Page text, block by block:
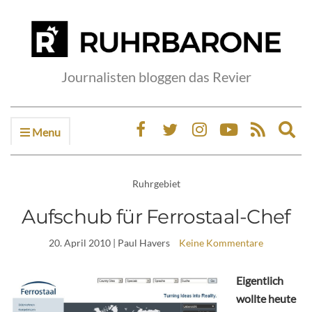
Journalisten bloggen das Revier
Menu
Ruhrgebiet
Aufschub für Ferrostaal-Chef
20. April 2010 | Paul Havers Keine Kommentare
Eigentlich
wollte heute